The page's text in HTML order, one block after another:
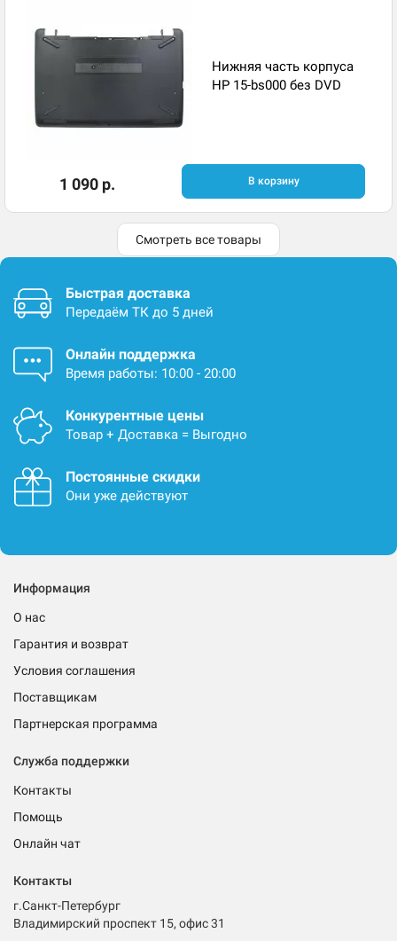
Нижняя часть корпуса
HP 15-bs000 без DVD
1 090 р. В корзину
Смотреть все товары
Быстрая доставка
Передаём ТК до 5 дней
Онлайн поддержка
Время работы: 10:00 - 20:00
Конкурентные цены
Товар + Доставка = Выгодно
Постоянные скидки
Они уже действуют
Информация
О нас
Гарантия и возврат
Условия соглашения
Поставщикам
Партнерская программа
Служба поддержки
Контакты
Помощь
Онлайн чат
Контакты
г.Санкт-Петербург
Владимирский проспект 15, офис 31